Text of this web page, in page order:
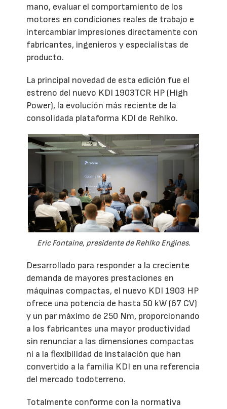
mano, evaluar el comportamiento de los
motores en condiciones reales de trabajo e
intercambiar impresiones directamente con
fabricantes, ingenieros y especialistas de
producto.
La principal novedad de esta edición fue el
estreno del nuevo KDI 1903TCR HP (High
Power), la evolución más reciente de la
consolidada plataforma KDI de Rehlko.
Eric Fontaine, presidente de Rehlko Engines.
Desarrollado para responder a la creciente
demanda de mayores prestaciones en
máquinas compactas, el nuevo KDI 1903 HP
ofrece una potencia de hasta 50 kW (67 CV)
y un par máximo de 250 Nm, proporcionando
a los fabricantes una mayor productividad
sin renunciar a las dimensiones compactas
ni a la flexibilidad de instalación que han
convertido a la familia KDI en una referencia
del mercado todoterreno.
Totalmente conforme con la normativa